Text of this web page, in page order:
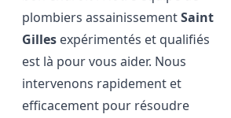
plombiers assainissementSaint
Gilles expérimentés et qualifiés
est là pour vous aider. Nous
intervenons rapidement et
efficacement pour résoudre